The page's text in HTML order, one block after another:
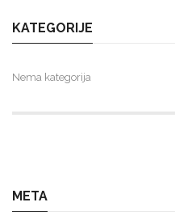
KATEGORIJE
Nema kategorija
META